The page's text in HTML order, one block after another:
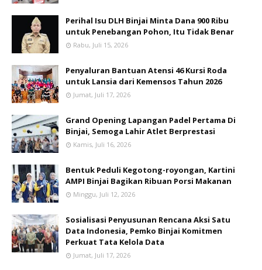
Perihal Isu DLH Binjai Minta Dana 900 Ribu
untuk Penebangan Pohon, Itu Tidak Benar
Rabu, Juli 15, 2026
Penyaluran Bantuan Atensi 46 Kursi Roda
untuk Lansia dari Kemensos Tahun 2026
Jumat, Juli 17, 2026
Grand Opening Lapangan Padel Pertama Di
Binjai, Semoga Lahir Atlet Berprestasi
Kamis, Juli 16, 2026
Bentuk Peduli Kegotong-royongan, Kartini
AMPI Binjai Bagikan Ribuan Porsi Makanan
Minggu, Juli 12, 2026
Sosialisasi Penyusunan Rencana Aksi Satu
Data Indonesia, Pemko Binjai Komitmen
Perkuat Tata Kelola Data
Jumat, Juli 17, 2026